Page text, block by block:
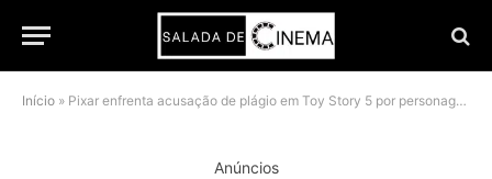
Início » Pixar enfrenta acusação de plágio em Toy Story 5 por personagem de Bad Bunny
Anúncios